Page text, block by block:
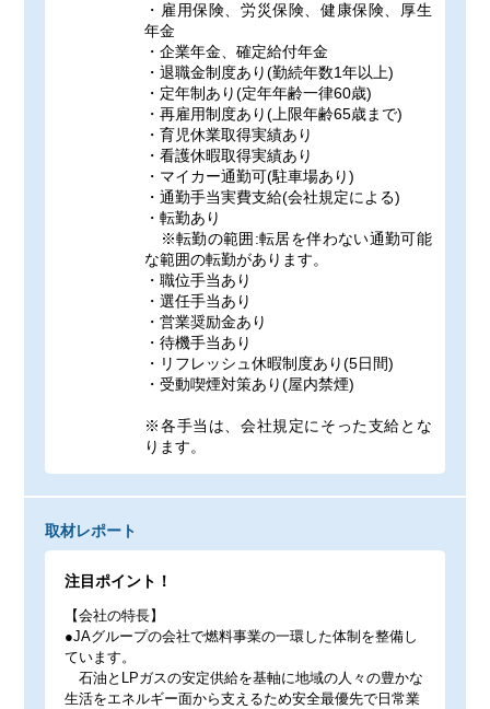
・雇用保険、労災保険、健康保険、厚生
年金
・企業年金、確定給付年金
・退職金制度あり(勤続年数1年以上)
・定年制あり(定年年齢一律60歳)
・再雇用制度あり(上限年齢65歳まで)
・育児休業取得実績あり
・看護休暇取得実績あり
・マイカー通勤可(駐車場あり)
・通勤手当実費支給(会社規定による)
・転勤あり
※転勤の範囲:転居を伴わない通勤可能
な範囲の転勤があります。
・職位手当あり
・選任手当あり
・営業奨励金あり
・待機手当あり
・リフレッシュ休暇制度あり(5日間)
・受動喫煙対策あり(屋内禁煙)
※各手当は、会社規定にそった支給とな
ります。
取材レポート
注目ポイント！
【会社の特長】
●JAグループの会社で燃料事業の一環した体制を整備し
ています。
石油とLPガスの安定供給を基軸に地域の人々の豊かな
生活をエネルギー面から支えるため安全最優先で日常業